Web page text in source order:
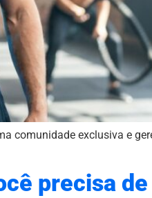
comunidade exclusiva e
precisa de